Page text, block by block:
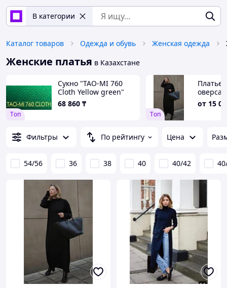
В категории
Каталог товаров Одежда и обувь Женская одежда
Женские платья в Казахстане
Tоп
Сукно "TAO-MI 760
Cloth Yellow green"
ш1.97м
68 860 ₸
Tоп
Платье
от 15
Фильтры По рейтингу Цена
54/56 36 38 40 40/42